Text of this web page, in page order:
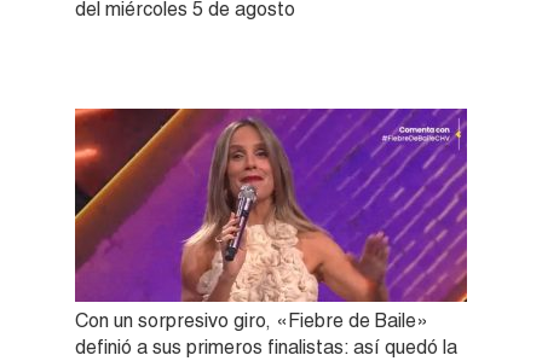
del miércoles 5 de agosto
Con un sorpresivo giro, «Fiebre de Baile»
definió a sus primeros finalistas: así quedó la